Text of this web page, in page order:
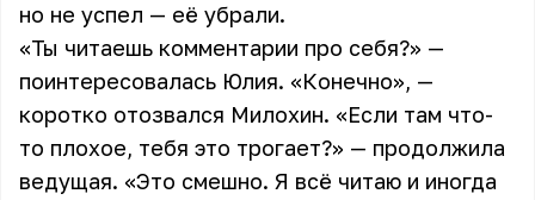
но не успел — её убрали.
«Ты читаешь комментарии про себя?» —
поинтересовалась Юлия. «Конечно», —
коротко отозвался Милохин. «Если там что-
то плохое, тебя это трогает?» — продолжила
ведущая. «Это смешно. Я всё читаю и иногда